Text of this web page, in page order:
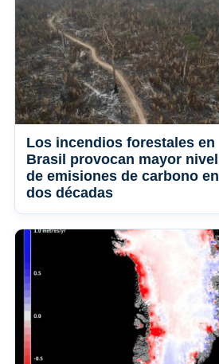
Los incendios forestales en
Brasil provocan mayor nivel
de emisiones de carbono en
dos décadas